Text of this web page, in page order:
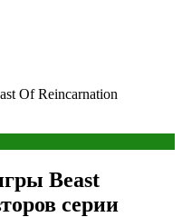
Of Reincarnation
Beast
серии